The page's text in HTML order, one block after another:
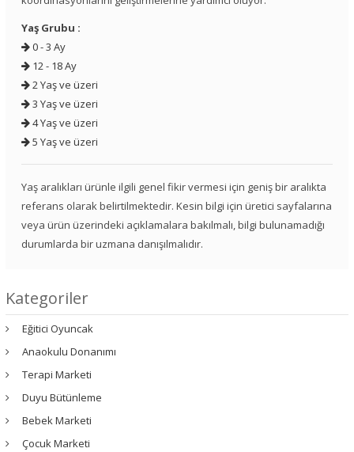
Yaş Grubu :
0 - 3 Ay
12 - 18 Ay
2 Yaş ve üzeri
3 Yaş ve üzeri
4 Yaş ve üzeri
5 Yaş ve üzeri
Yaş aralıkları ürünle ilgili genel fikir vermesi için geniş bir aralıkta
referans olarak belirtilmektedir. Kesin bilgi için üretici sayfalarına
veya ürün üzerindeki açıklamalara bakılmalı, bilgi bulunamadığı
durumlarda bir uzmana danışılmalıdır.
Kategoriler
Eğitici Oyuncak
Anaokulu Donanımı
Terapi Marketi
Duyu Bütünleme
Bebek Marketi
Çocuk Marketi